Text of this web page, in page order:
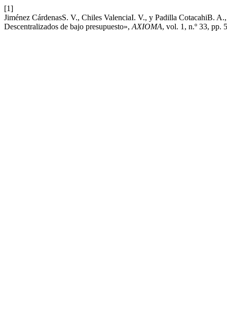
[1]
Jiménez CárdenasS. V., Chiles ValenciaI. V., y Padilla CotacahiB.
Descentralizados de bajo presupuesto», AXIOMA, vol. 1, n.º 33, pp.